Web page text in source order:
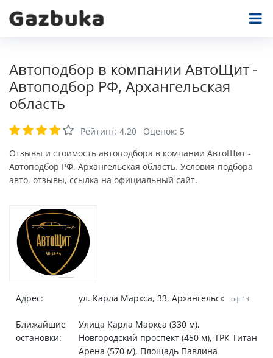
Автоподбор в компании АвтоЩит -
Автоподбор РФ, Архангельская
область
Рейтинг: 4.20 Оценок: 5
Отзывы и стоимость автоподбора в компании АвтоЩит -
Автоподбор РФ, Архангельская область. Условия подбора
авто, отзывы, ссылка на официальный сайт.
Адрес: ул. Карла Маркса, 33, Архангельск оф 13
Ближайшие
остановки:
Улица Карла Маркса (330 м),
Новгородский проспект (450 м), ТРК Титан
Арена (570 м), Площадь Павлина